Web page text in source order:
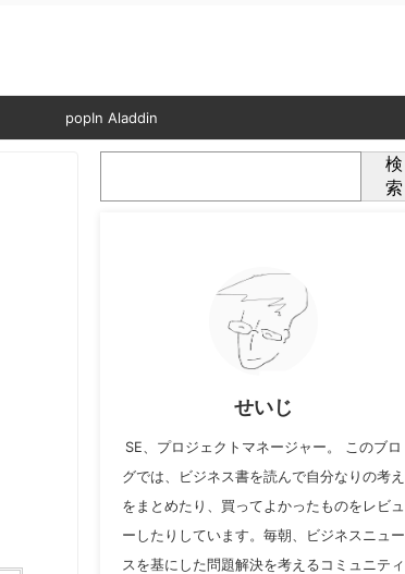
popIn Aladdin
検
索
せいじ
SE、プロジェクトマネージャー。 このブロ
グでは、ビジネス書を読んで自分なりの考え
をまとめたり、買ってよかったものをレビュ
ーしたりしています。毎朝、ビジネスニュー
スを基にした問題解決を考えるコミュニティ